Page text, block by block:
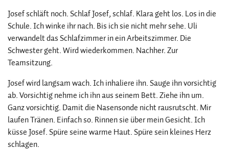
Josef schläft noch. Schlaf Josef, schlaf. Klara geht los. Los in die
Schule. Ich winke ihr nach. Bis ich sie nicht mehr sehe. Uli
verwandelt das Schlafzimmer in ein Arbeitszimmer. Die
Schwester geht. Wird wiederkommen. Nachher. Zur
Teamsitzung.
Josef wird langsam wach. Ich inhaliere ihn. Sauge ihn vorsichtig
ab. Vorsichtig nehme ich ihn aus seinem Bett. Ziehe ihn um.
Ganz vorsichtig. Damit die Nasensonde nicht rausrutscht. Mir
laufen Tränen. Einfach so. Rinnen sie über mein Gesicht. Ich
küsse Josef. Spüre seine warme Haut. Spüre sein kleines Herz
schlagen.